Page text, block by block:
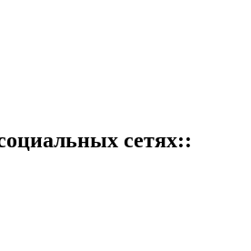
сетях::